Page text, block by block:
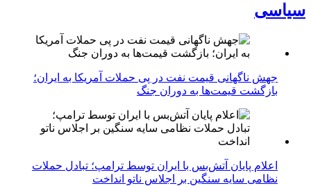
سیاسی
جهش ناگهانی قیمت نفت در پی حملات آمریکا به ایران؛
بازگشت قیمت‌ها به دوران جنگ
اعلام پایان آتش‌بس با ایران توسط ترامپ؛ تبادل حملات
نظامی سایه سنگین بر اجلاس ناتو انداخت